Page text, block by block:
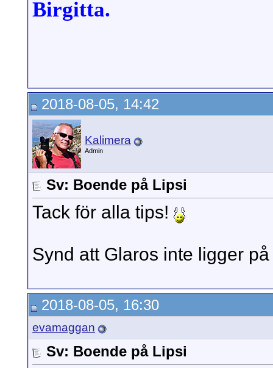
Birgitta.
2018-08-05, 14:42
Kalimera
Admin
Sv: Boende på Lipsi
Tack för alla tips!
Synd att Glaros inte ligger
2018-08-05, 16:30
evamaggan
Sv: Boende på Lipsi